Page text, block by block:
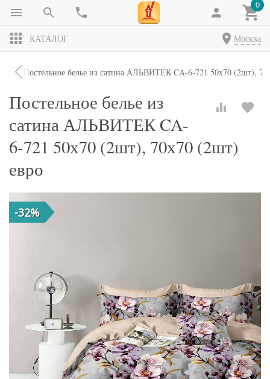
0
КАТАЛОГ Москва
Постельное белье из сатина АЛЬВИТЕК CA-6-721 50х70 (2шт),
Постельное белье из
сатина АЛЬВИТЕК CA-
6-721 50х70 (2шт), 70х70 (2шт)
евро
-32%